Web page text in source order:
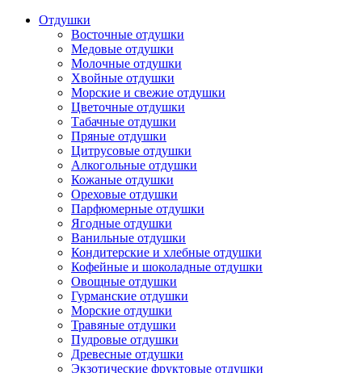
Отдушки
Восточные отдушки
Медовые отдушки
Молочные отдушки
Хвойные отдушки
Морские и свежие отдушки
Цветочные отдушки
Табачные отдушки
Пряные отдушки
Цитрусовые отдушки
Алкогольные отдушки
Кожаные отдушки
Ореховые отдушки
Парфюмерные отдушки
Ягодные отдушки
Ванильные отдушки
Кондитерские и хлебные отдушки
Кофейные и шоколадные отдушки
Овощные отдушки
Гурманские отдушки
Морские отдушки
Травяные отдушки
Пудровые отдушки
Древесные отдушки
Экзотические фруктовые отдушки